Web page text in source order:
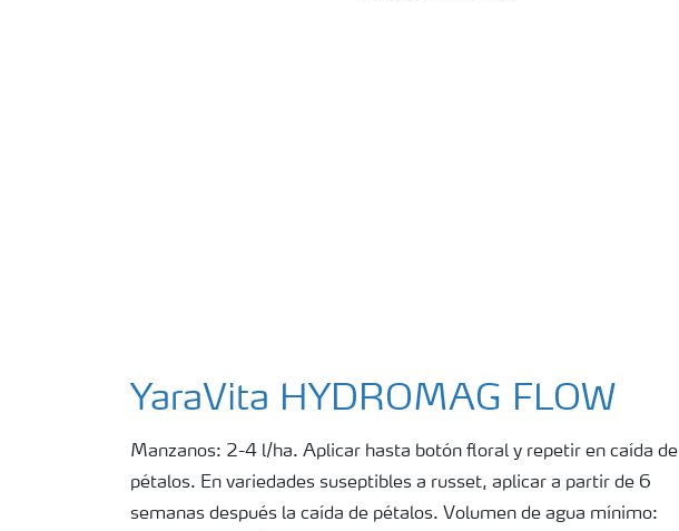
YaraVita HYDROMAG FLOW
Manzanos: 2-4 l/ha. Aplicar hasta botón floral y repetir en caída de
pétalos. En variedades suseptibles a russet, aplicar a partir de 6
semanas después la caída de pétalos. Volumen de agua mínimo: